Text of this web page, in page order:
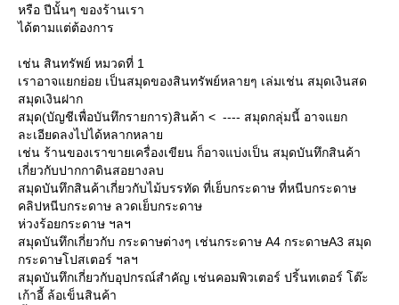
หรือ ปีนั้นๆ ของร้านเรา
ได้ตามแต่ต้องการ
เช่น สินทรัพย์ หมวดที่ 1
เราอาจแยกย่อย เป็นสมุดของสินทรัพย์หลายๆ เล่มเช่น สมุดเงินสด
สมุดเงินฝาก
สมุด(บัญชีเพื่อบันทึกรายการ)สินค้า < ---- สมุดกลุ่มนี้ อาจแยก
ละเอียดลงไปได้หลากหลา
เช่น ร้านของเราขายเครื่องเขียน ก็อาจแบ่งเป็น สมุดบันทึกสินค้า
เกี่ยวกับปากกาดินสอยางลบ
สมุดบันทึกสินค้าเกี่ยวกับไม้บรรทัด ที่เย็บกระดาษ ที่หนีบกระดาษ
คลิปหนีบกระดาษ ลวดเย็บกระดาษ
ห่วงร้อยกระดาษ ฯลฯ
สมุดบันทึกเกี่ยวกับ กระดาษต่างๆ เช่นกระดาษ A4 กระดาษA3 สมุด
กระดาษโปสเตอร์ ฯลฯ
สมุดบันทึกเกี่ยวกับอุปกรณ์สำคัญ เช่นคอมพิวเตอร์ ปริ้นทเตอร์ โต๊ะ
เก้าอี้ ล้อเข็นสินค้า